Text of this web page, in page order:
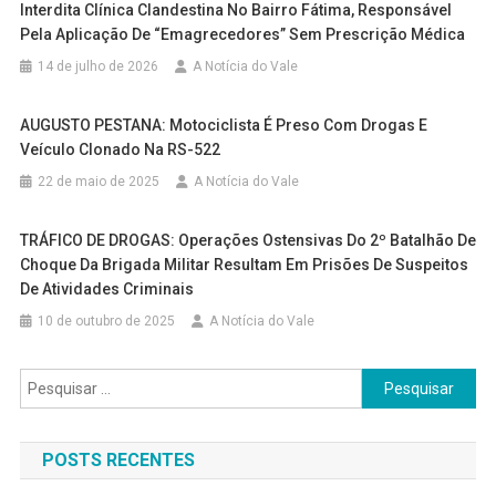
Interdita Clínica Clandestina No Bairro Fátima, Responsável
Pela Aplicação De “emagrecedores” Sem Prescrição Médica
14 de julho de 2026 A Notícia do Vale
AUGUSTO PESTANA: Motociclista É Preso Com Drogas E
Veículo Clonado Na RS-522
22 de maio de 2025 A Notícia do Vale
TRÁFICO DE DROGAS: Operações Ostensivas Do 2º Batalhão De
Choque Da Brigada Militar Resultam Em Prisões De Suspeitos
De Atividades Criminais
10 de outubro de 2025 A Notícia do Vale
Pesquisar
por:
POSTS RECENTES